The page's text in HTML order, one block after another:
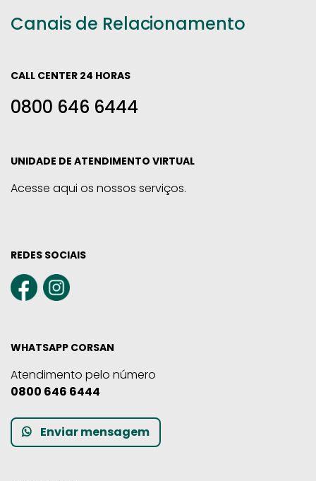
Canais de Relacionamento
CALL CENTER 24 HORAS
0800 646 6444
UNIDADE DE ATENDIMENTO VIRTUAL
Acesse aqui os nossos serviços.
REDES SOCIAIS
WHATSAPP CORSAN
Atendimento pelo número
0800 646 6444
Enviar mensagem